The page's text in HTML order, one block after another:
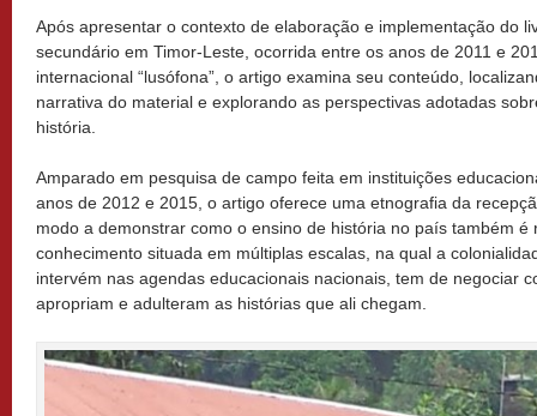
Após apresentar o contexto de elaboração e implementação do
secundário em Timor-Leste, ocorrida entre os anos de 2011 e
internacional “lusófona”, o artigo examina seu conteúdo,
narrativa do material e explorando as perspectivas adotadas
história.
Amparado em pesquisa de campo feita em instituições
anos de 2012 e 2015, o artigo oferece uma etnografia da
modo a demonstrar como o ensino de história no país também
conhecimento situada em múltiplas escalas, na qual a
intervém nas agendas educacionais nacionais, tem de negociar
apropriam e adulteram as histórias que ali chegam.